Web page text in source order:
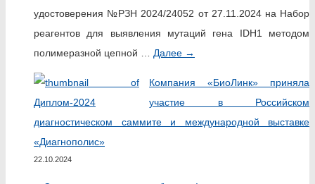
удостоверения №РЗН 2024/24052 от 27.11.2024 на Набор
реагентов для выявления мутаций гена IDH1 методом
полимеразной цепной … Далее →
Компания «БиоЛинк» приняла
участие в Российском
диагностическом саммите и международной выставке
«Диагнополис»
22.10.2024